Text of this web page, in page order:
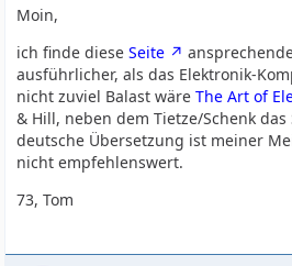
Moin,
ich finde dieseSeite
ausführlicher, als das Elektronik-
nicht zuviel Balast wäreThe Art of
& Hill, neben dem Tietze/Schenk
deutsche Übersetzung ist meiner
nicht empfehlenswert.
73, Tom